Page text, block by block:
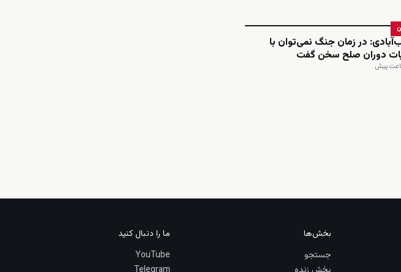
در زمان جنگ نمی‌توان با
دوران صلح سخن گفت
بخش‌ها
جستجو
ما را دنبال کنید
YouTube